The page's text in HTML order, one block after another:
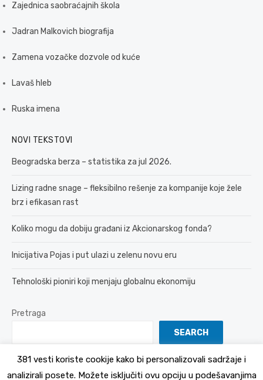
Zajednica saobraćajnih škola
Jadran Malkovich biografija
Zamena vozačke dozvole od kuće
Lavaš hleb
Ruska imena
NOVI TEKSTOVI
Beogradska berza – statistika za jul 2026.
Lizing radne snage – fleksibilno rešenje za kompanije koje žele
brz i efikasan rast
Koliko mogu da dobiju građani iz Akcionarskog fonda?
Inicijativa Pojas i put ulazi u zelenu novu eru
Tehnološki pioniri koji menjaju globalnu ekonomiju
Pretraga
SEARCH
381 vesti koriste cookije kako bi personalizovali sadržaje i
analizirali posete. Možete isključiti ovu opciju u podešavanjima